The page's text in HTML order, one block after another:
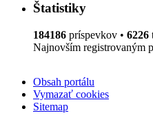
Štatistiky
184186 príspevkov • 6226
Najnovším registrovaným
Obsah portálu
Vymazať cookies
Sitemap